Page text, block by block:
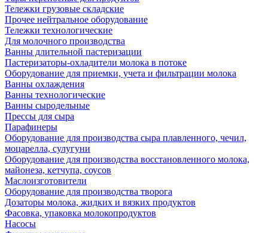
Тележки грузовые складские
Прочее нейтральное оборудование
Тележки технологические
Для молочного производства
Ванны длительной пастеризации
Пастеризаторы-охладители молока в потоке
Оборудование для приемки, учета и фильтрации молока
Ванны охлаждения
Ванны технологические
Ванны сыродельные
Прессы для сыра
Парафинеры
Оборудование для производства сыра плавленного, чечил,
моцарелла, сулугуни
Оборудование для производства восстановленного молока,
майонеза, кетчупа, соусов
Маслоизготовители
Оборудование для производства творога
Дозаторы молока, жидких и вязких продуктов
Фасовка, упаковка молокопродуктов
Насосы